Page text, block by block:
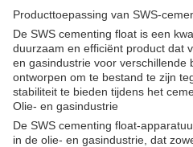
Producttoepassing van SWS-
De SWS cementing float is een
duurzaam en efficiënt product dat
en gasindustrie voor verschillende
ontworpen om te bestand te zijn
stabiliteit te bieden tijdens het
Olie- en gasindustrie
De SWS cementing float-
in de olie- en gasindustrie, dat